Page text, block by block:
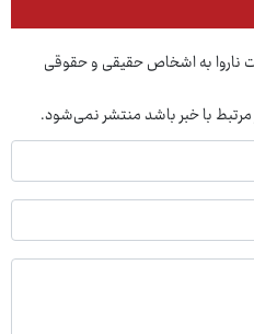
ناروا به اشخاص حقیقی و حقوقی
مرتبط با خبر باشد منتشر نمی‌شود.